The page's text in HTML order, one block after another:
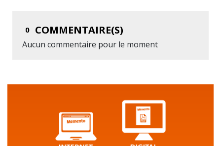
0 COMMENTAIRE(S)
Aucun commentaire pour le moment